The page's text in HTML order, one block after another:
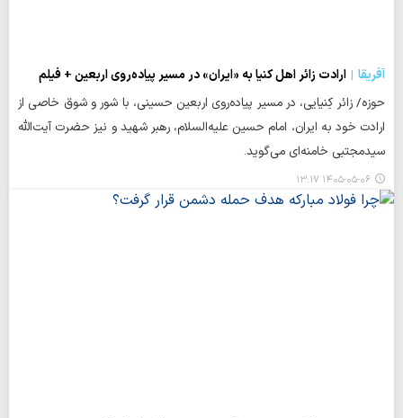
آفریقا
ارادت زائر اهل کنیا به «ایران» در مسیر پیاده‌روی اربعین + فیلم
حوزه/ زائر کِنیایی، در مسیر پیاده‌روی اربعین حسینی، با شور و شوق خاصی از
ارادت خود به ایران، امام حسین علیه‌السلام، رهبر شهید و نیز حضرت آیت‌الله
سیدمجتبی خامنه‌ای می‌گوید.
۱۴۰۵-۰۵-۰۶ ۱۳:۱۷